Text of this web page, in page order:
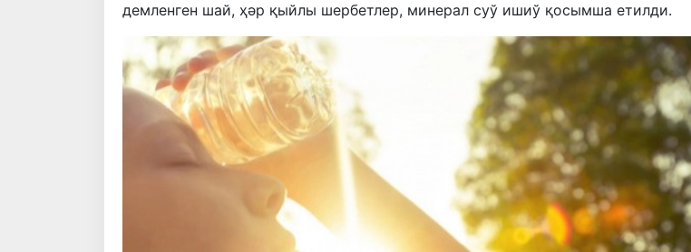
демленген шай, ҳәр қыйлы шербетлер, минерал суў ишиў қосымша етилди.